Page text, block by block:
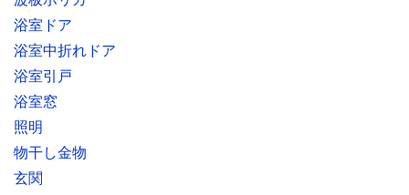
浴室ドア
浴室中折れドア
浴室引戸
浴室窓
照明
物干し金物
玄関